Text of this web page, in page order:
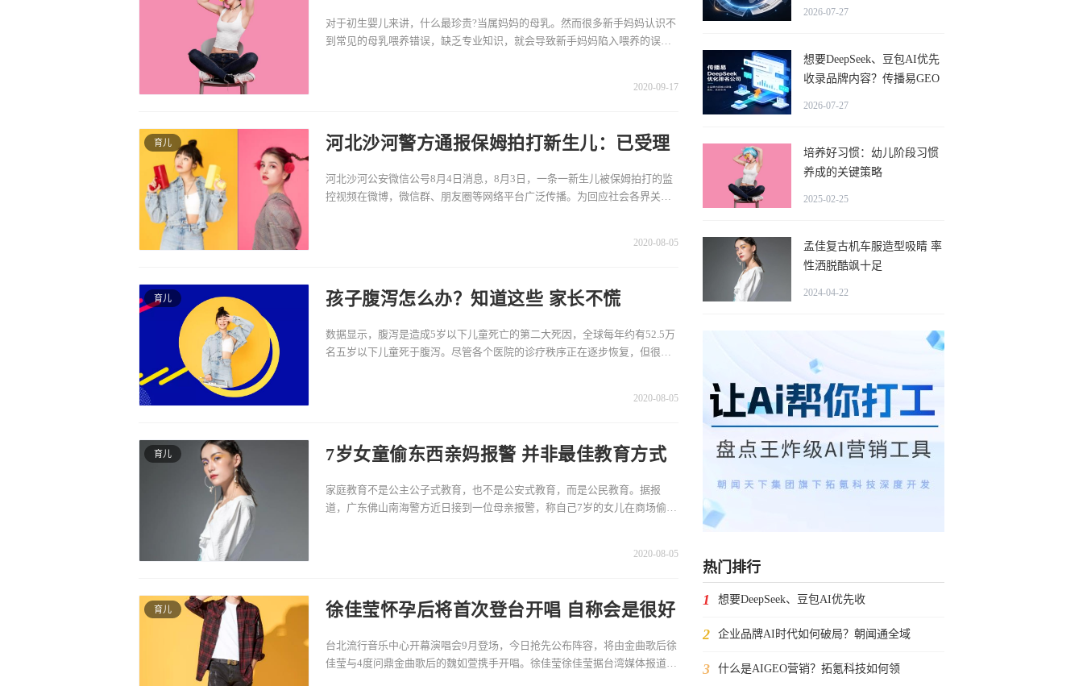
对于初生婴儿来讲，什么最珍贵?当属妈妈的母乳。然而很多新手妈妈认识不
到常见的母乳喂养错误，缺乏专业知识，就会导致新手妈妈陷入喂养的误
2020-09-17
育儿
河北沙河警方通报保姆拍打新生儿：已受理
为行政案件
河北沙河公安微信公号8月4日消息，8月3日，一条一新生儿被保姆拍打的监
控视频在微博，微信群、朋友圈等网络平台广泛传播。为回应社会各界关
2020-08-05
育儿 孩子腹泻怎么办？知道这些 家长不慌
数据显示，腹泻是造成5岁以下儿童死亡的第二大死因，全球每年约有52.5万
名五岁以下儿童死于腹泻。尽管各个医院的诊疗秩序正在逐步恢复，但很多
2020-08-05
育儿 7岁女童偷东西亲妈报警 并非最佳教育方式
家庭教育不是公主公子式教育，也不是公安式教育，而是公民教育。据报
道，广东佛山南海警方近日接到一位母亲报警，称自己7岁的女儿在商场偷了
2020-08-05
育儿
徐佳莹怀孕后将首次登台开唱 自称会是很好
的胎教
台北流行音乐中心开幕演唱会9月登场，今日抢先公布阵容，将由金曲歌后徐
佳莹与4度问鼎金曲歌后的魏如萱携手开唱。徐佳莹徐佳莹据台湾媒体报道，
2026-07-27
想要DeepSeek、豆包AI优先
收录品牌内容？传播易GEO
2026-07-27
培养好习惯：幼儿阶段习惯
养成的关键策略
2025-02-25
孟佳复古机车服造型吸睛 率
性洒脱酷飒十足
2024-04-22
热门排行
1
想要DeepSeek、豆包AI优先收
2 企业品牌AI时代如何破局？朝闻通全域
3 什么是AIGEO营销？拓氪科技如何领